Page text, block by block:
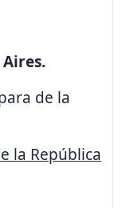
Aires.
de la
la República